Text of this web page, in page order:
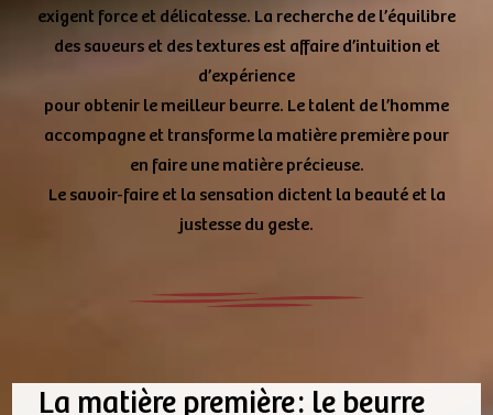
exigent force et délicatesse. La recherche de l’équilibre
des saveurs et des textures est affaire d’intuition et
d’expérience
pour obtenir le meilleur beurre. Le talent de l’homme
accompagne et transforme la matière première pour
en faire une matière précieuse.
Le savoir-faire et la sensation dictent la beauté et la
justesse du geste.
La matière première : le beurre